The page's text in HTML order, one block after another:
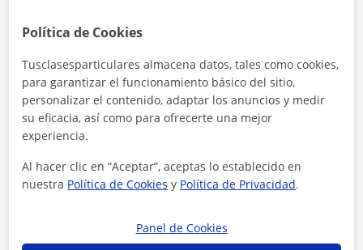
Localidades a las que se desplaza para dar clase
Ogíjares
+ −
Leaflet| ©OpenStreetMap
Política de Cookies
Tusclasesparticulares almacena datos, tales como cookies,
para garantizar el funcionamiento básico del sitio,
personalizar el contenido, adaptar los anuncios y medir
su eficacia, así como para ofrecerte una mejor
experiencia.
Al hacer clic en “Aceptar”, aceptas lo establecido en
nuestra Política de Cookies y Política de Privacidad.
Panel de Cookies